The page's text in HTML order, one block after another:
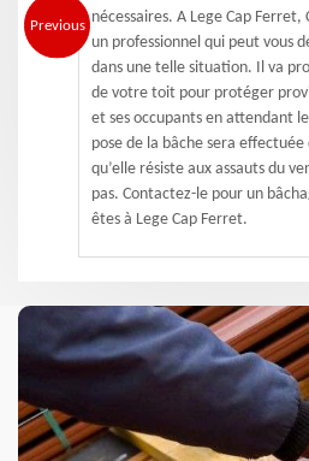
Previous nécessaires. A Lege Cap Ferret,
un professionnel qui peut vous
dans une telle situation. Il va
de votre toit pour protéger
et ses occupants en attendant
pose de la bâche sera effectuée
qu’elle résiste aux assauts du
pas. Contactez-le pour un
êtes à Lege Cap Ferret.